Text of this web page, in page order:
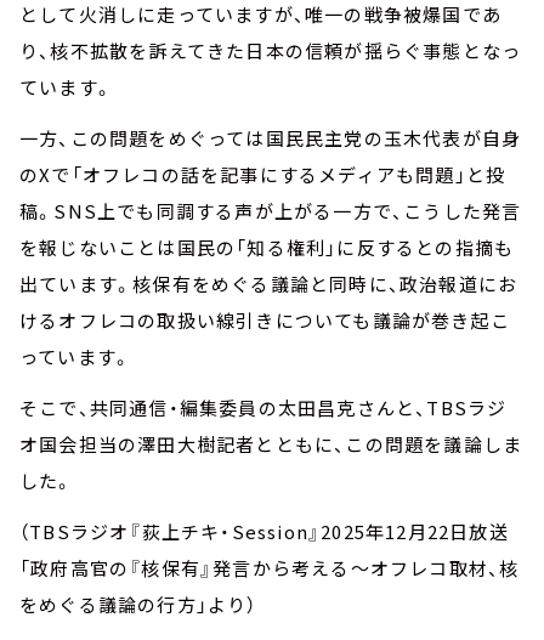
として火消しに走っていますが、唯一の戦争被爆国であ
り、核不拡散を訴えてきた日本の信頼が揺らぐ事態となっ
ています。
一方、この問題をめぐっては国民民主党の玉木代表が自身
のXで「オフレコの話を記事にするメディアも問題」と投
稿。SNS上でも同調する声が上がる一方で、こうした発言
を報じないことは国民の「知る権利」に反するとの指摘も
出ています。核保有をめぐる議論と同時に、政治報道にお
けるオフレコの取扱い線引きについても議論が巻き起こ
っています。
そこで、共同通信・編集委員の太田昌克さんと、TBSラジ
オ国会担当の澤田大樹記者とともに、この問題を議論しま
した。
（TBSラジオ『荻上チキ・Session』2025年12月22日放送
「政府高官の『核保有』発言から考える～オフレコ取材、核
をめぐる議論の行方」より）